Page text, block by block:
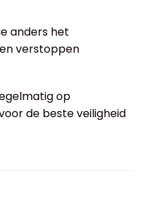
anders het
verstoppen
op
de beste veiligheid